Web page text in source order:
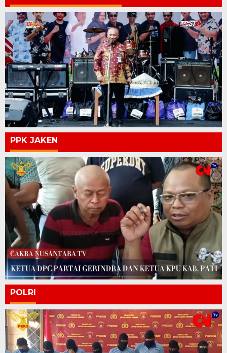
PPK JAKEN
POLRI